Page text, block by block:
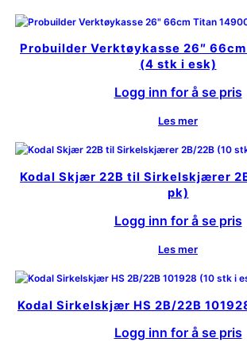
Probuilder Verktøykasse 26″
(4 stk i esk)
Logg inn for å se pris
Les mer
Kodal Skjær 22B til Sirkelskjærer
pk)
Logg inn for å se pris
Les mer
Kodal Sirkelskjær HS 2B/22B
Logg inn for å se pris